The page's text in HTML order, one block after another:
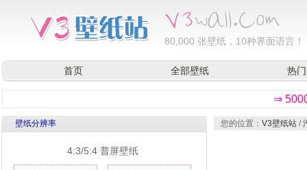
80,000 张壁纸，10种界面语言！
首页 全部壁纸 热
⇒
壁纸分辨率
4:3/5:4 普屏壁纸
您的位置： V3壁纸站 /